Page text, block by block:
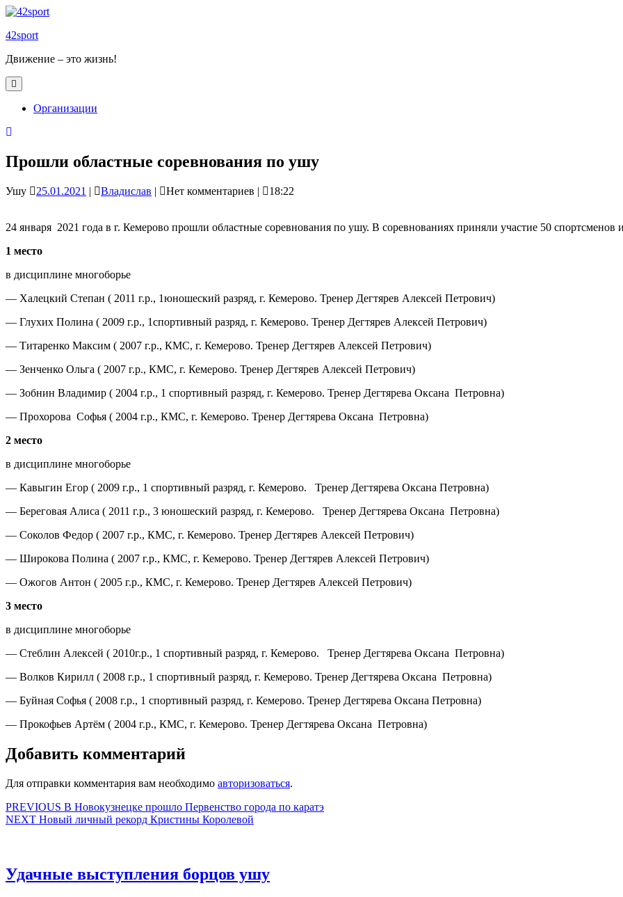
Skip
content
42sport
Движение – это жизнь!
Button
Организации
Прошли областные соревнования по ушу
Ушу 25.01.2021 25.01.2021
| Владислав Владислав
| Нет комментариев | 18:22
24 января 2021 года в г. Кемерово прошли областные соревнования по ушу. В соревнованиях приняли участие 50 спортсменов
1 место
в дисциплине многоборье
— Халецкий Степан ( 2011 г.р., 1юношеский разряд, г. Кемерово. Тренер Дегтярев Алексей Петрович)
— Глухих Полина ( 2009 г.р., 1спортивный разряд, г. Кемерово. Тренер Дегтярев Алексей Петрович)
— Титаренко Максим ( 2007 г.р., КМС, г. Кемерово. Тренер Дегтярев Алексей Петрович)
— Зенченко Ольга ( 2007 г.р., КМС, г. Кемерово. Тренер Дегтярев Алексей Петрович)
— Зобнин Владимир ( 2004 г.р., 1 спортивный разряд, г. Кемерово. Тренер Дегтярева Оксана Петровна)
— Прохорова Софья ( 2004 г.р., КМС, г. Кемерово. Тренер Дегтярева Оксана Петровна)
2 место
в дисциплине многоборье
— Кавыгин Егор ( 2009 г.р., 1 спортивный разряд, г. Кемерово. Тренер Дегтярева Оксана Петровна)
— Береговая Алиса ( 2011 г.р., 3 юношеский разряд, г. Кемерово. Тренер Дегтярева Оксана Петровна)
— Соколов Федор ( 2007 г.р., КМС, г. Кемерово. Тренер Дегтярев Алексей Петрович)
— Широкова Полина ( 2007 г.р., КМС, г. Кемерово. Тренер Дегтярев Алексей Петрович)
— Ожогов Антон ( 2005 г.р., КМС, г. Кемерово. Тренер Дегтярев Алексей Петрович)
3 место
в дисциплине многоборье
— Стеблин Алексей ( 2010г.р., 1 спортивный разряд, г. Кемерово. Тренер Дегтярева Оксана Петровна)
— Волков Кирилл ( 2008 г.р., 1 спортивный разряд, г. Кемерово. Тренер Дегтярева Оксана Петровна)
— Буйная Софья ( 2008 г.р., 1 спортивный разряд, г. Кемерово. Тренер Дегтярева Оксана Петровна)
— Прокофьев Артём ( 2004 г.р., КМС, г. Кемерово. Тренер Дегтярева Оксана Петровна)
Добавить комментарий
Для отправки комментария вам необходимо авторизоваться.
Навигация
по
PREVIOUS Предыдущая
запись:
В Новокузнецке прошло Первенство города по каратэ
NEXT Следующая
Новый личный рекорд Кристины Королевой
Удачные выступления борцов ушуУдачные